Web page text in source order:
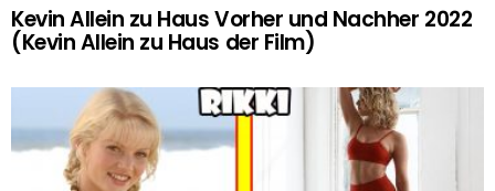
Kevin Allein zu Haus Vorher und Nachher 2022
(Kevin Allein zu Haus der Film)